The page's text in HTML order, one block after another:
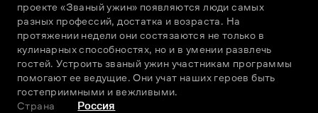
проекте «Званый ужин» появляются люди самых
разных профессий, достатка и возраста. На
протяжении недели они состязаются не только в
кулинарных способностях, но и в умении развлечь
гостей. Устроить званый ужин участникам программы
помогают ее ведущие. Они учат наших героев быть
гостеприимными и вежливыми.
Страна
Россия